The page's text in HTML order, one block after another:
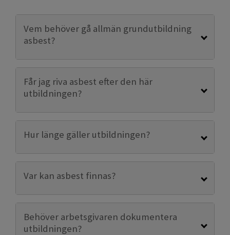
Vem behöver gå allmän grundutbildning
asbest?
Får jag riva asbest efter den här
utbildningen?
Hur länge gäller utbildningen?
Var kan asbest finnas?
Behöver arbetsgivaren dokumentera
utbildningen?